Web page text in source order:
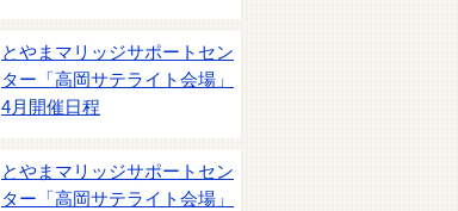
とやまマリッジサポートセン
ター「高岡サテライト会場」
4月開催日程
とやまマリッジサポートセン
ター「高岡サテライト会場」